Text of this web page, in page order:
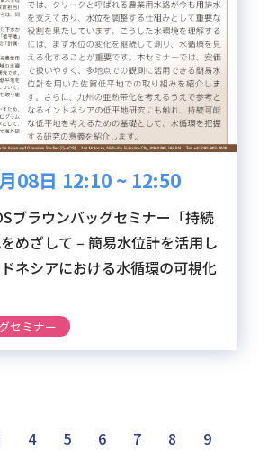
08日 12:10 ~ 12:50
ブラウンバッグセミナー「持続
めざして ‒ 簡易水位計を活用し
ネシアにおける水循環の可視化
セミナー
4 5 6 7 8
9